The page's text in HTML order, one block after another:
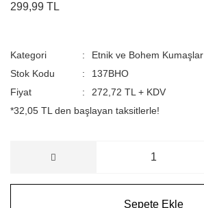
299,99 TL
Kategori
Etnik ve Bohem Kumaşlar
Stok Kodu
137BHO
Fiyat
272,72 TL + KDV
*32,05 TL den başlayan taksitlerle!
Sepete Ekle